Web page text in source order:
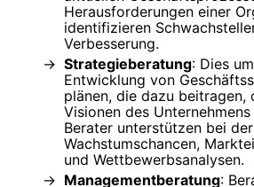
Herausforderungen einer
identifizieren
Verbesserung.
Strategieberatung: Dies
Entwicklung von
plänen, die dazu beitragen,
Visionen des
Berater unterstützen bei
Wachstumschancen,
und Wettbewerbsanalysen.
Managementberatung: